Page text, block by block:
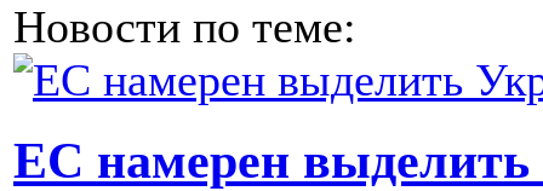
Новости по теме:
ЕС намерен